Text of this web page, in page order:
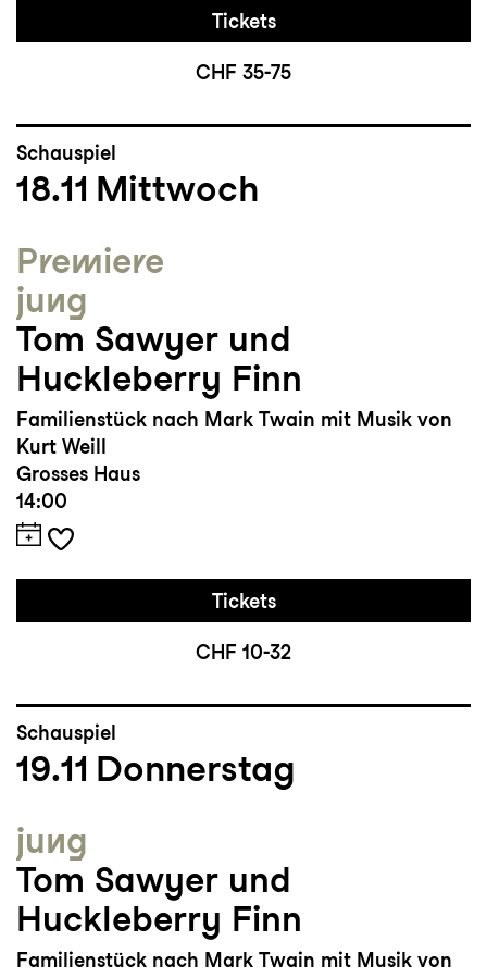
Tickets
CHF 35-75
Schauspiel
18.11 Mittwoch
Premiere
jung
Tom Sawyer und
Huckleberry Finn
Familienstück nach Mark Twain mit Musik von
Kurt Weill
Grosses Haus
14:00
Tickets
CHF 10-32
Schauspiel
19.11 Donnerstag
jung
Tom Sawyer und
Huckleberry Finn
Familienstück nach Mark Twain mit Musik von